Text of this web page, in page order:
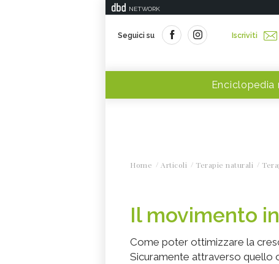
NETWORK
Seguici su Iscriviti
Enciclopedia
Home Articoli Terapie naturali
Il movimento
Come poter ottimizzare la
Sicuramente attraverso quello